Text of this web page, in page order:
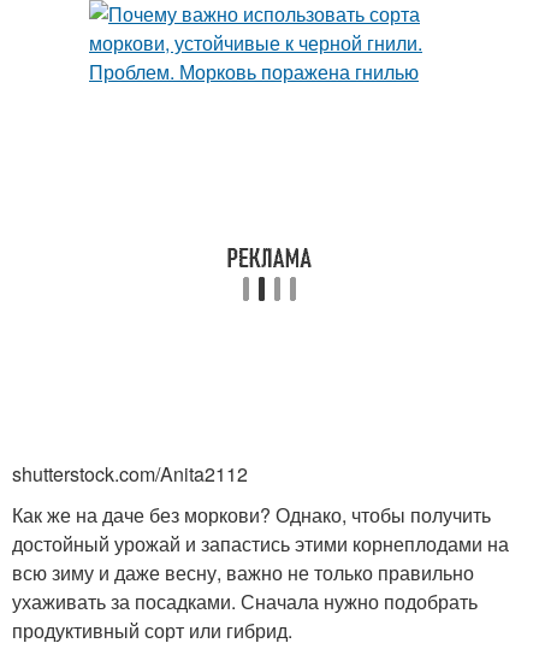
shutterstock.com/Anita2112
Как же на даче без моркови? Однако, чтобы получить
достойный урожай и запастись этими корнеплодами на
всю зиму и даже весну, важно не только правильно
ухаживать за посадками. Сначала нужно подобрать
продуктивный сорт или гибрид.